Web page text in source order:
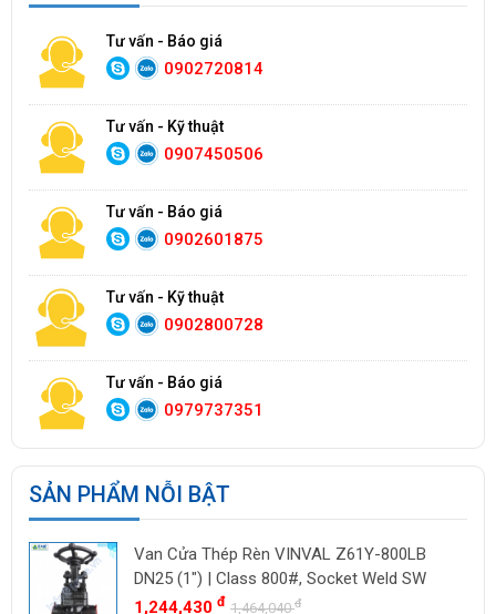
Tư vấn - Báo giá
0902720814
Tư vấn - Kỹ thuật
0907450506
Tư vấn - Báo giá
0902601875
Tư vấn - Kỹ thuật
0902800728
Tư vấn - Báo giá
0979737351
SẢN PHẨM NỖI BẬT
Van Cửa Thép Rèn VINVAL Z61Y-800LB
DN25 (1") | Class 800#, Socket Weld SW
1,244,430 đ 1,464,040đ